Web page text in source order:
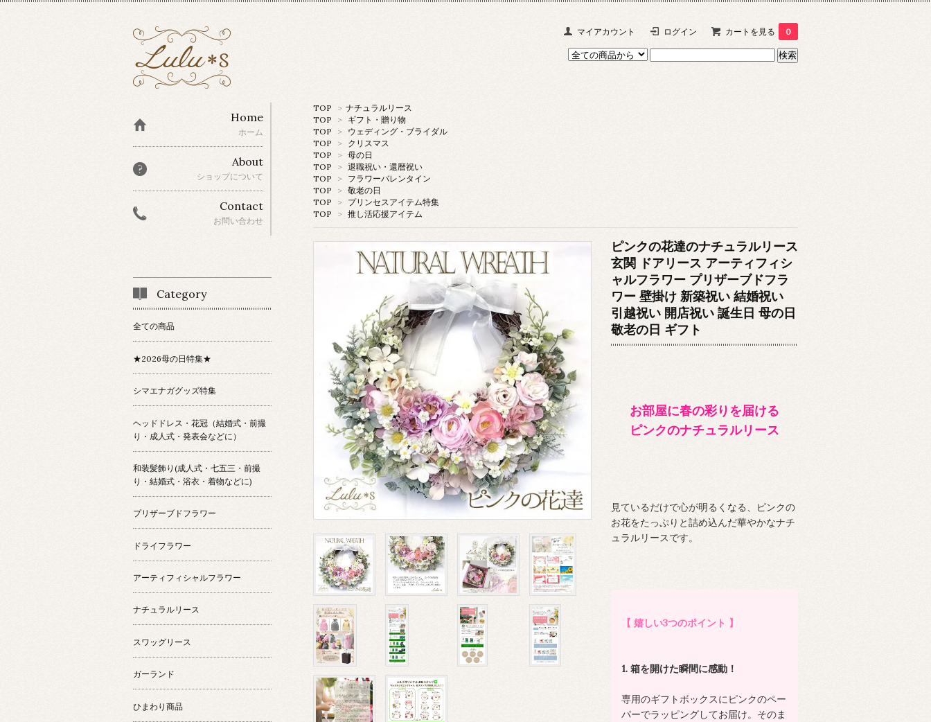
マイアカウント ログイン カートを見る 0
TOP > ナチュラルリース
TOP
> ギフト・贈り物
TOP
> ウェディング・ブライダル
TOP
> クリスマス
TOP
> 母の日
TOP
> 退職祝い・還暦祝い
TOP
> フラワーバレンタイン
TOP
> 敬老の日
TOP
> プリンセスアイテム特集
TOP
> 推し活応援アイテム
ピンクの花達のナチュラルリース
玄関 ドアリース アーティフィシ
ャルフラワー プリザーブドフラ
ワー 壁掛け 新築祝い 結婚祝い
引越祝い 開店祝い 誕生日 母の日
敬老の日 ギフト
お部屋に春の彩りを届ける
ピンクのナチュラルリース
見ているだけで心が明るくなる、ピンクの
お花をたっぷりと詰め込んだ華やかなナチ
ュラルリースです。
【 嬉しい3つのポイント 】
1. 箱を開けた瞬間に感動！
専用のギフトボックスにピンクのペー
パーでラッピングしてお届け。そのま
Home
ホーム
About
ショップについて
Contact
お問い合わせ
Category
全ての商品
★2026母の日特集★
シマエナガグッズ特集
ヘッドドレス・花冠（結婚式・前撮
り・成人式・発表会などに）
和装髪飾り(成人式・七五三・前撮
り・結婚式・浴衣・着物などに)
プリザーブドフラワー
ドライフラワー
アーティフィシャルフラワー
ナチュラルリース
スワッグリース
ガーランド
ひまわり商品